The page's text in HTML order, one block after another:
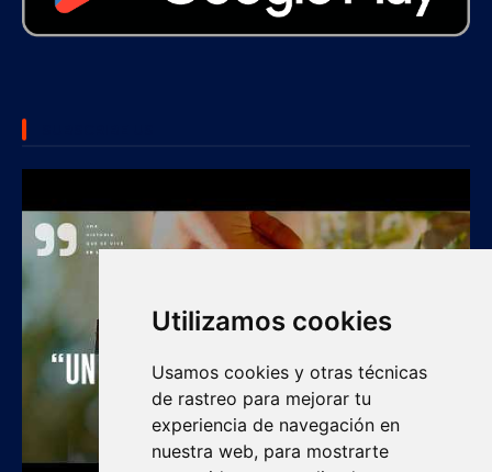
Utilizamos cookies
Usamos cookies y otras técnicas
de rastreo para mejorar tu
experiencia de navegación en
nuestra web, para mostrarte